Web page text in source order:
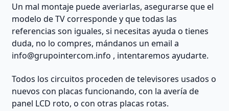
Un mal montaje puede averiarlas, asegurarse que el
modelo de TV corresponde y que todas las
referencias son iguales, si necesitas ayuda o tienes
duda, no lo compres, mándanos un email a
info@grupointercom.info , intentaremos ayudarte.
Todos los circuitos proceden de televisores usados o
nuevos con placas funcionando, con la avería de
panel LCD roto, o con otras placas rotas.